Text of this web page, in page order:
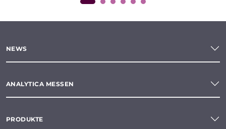
NEWS
ANALYTICA MESSEN
PRODUKTE